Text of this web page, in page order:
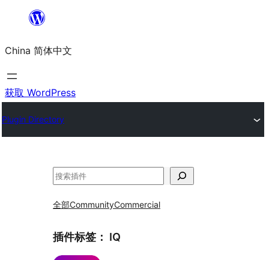
内
容
China 简体中文
获取 WordPress
Plugin Directory
搜
全部CommunityCommercial
插件标签： IQ